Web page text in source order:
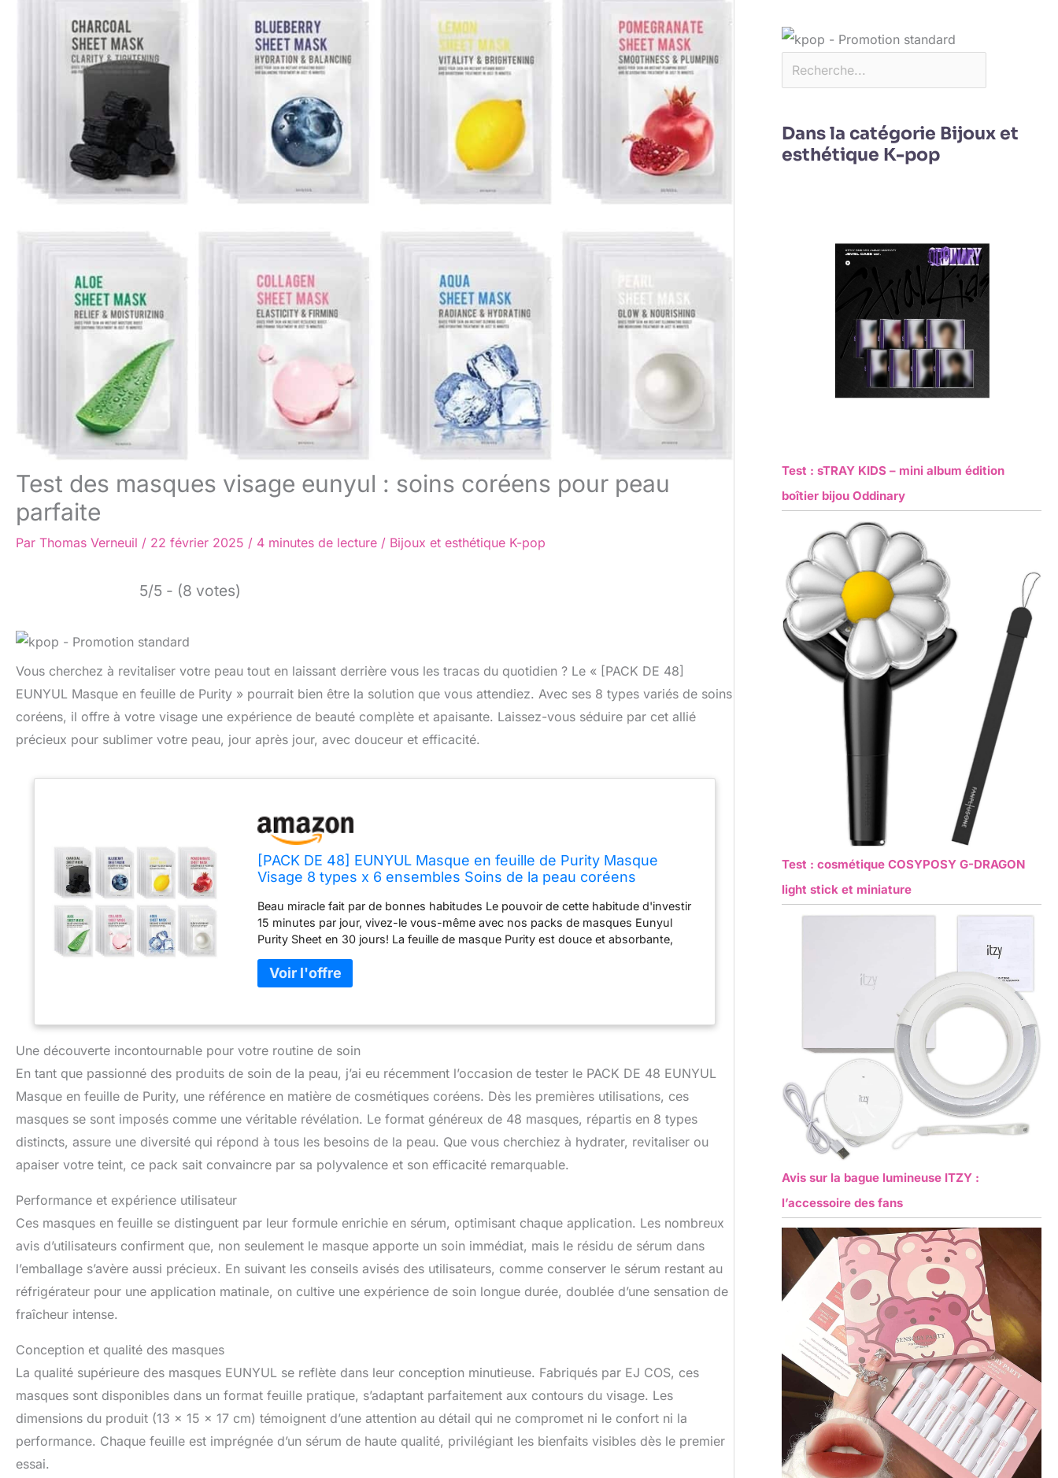
Test des masques visage eunyul : soins coréens pour peau
parfaite
Par Thomas Verneuil / 22 février 2025 / 4 minutes de lecture / Bijoux et esthétique K-pop
5/5 - (8 votes)
Vous cherchez à revitaliser votre peau tout en laissant derrière vous les tracas du quotidien ? Le « [PACK DE 48]
EUNYUL Masque en feuille de Purity » pourrait bien être la solution que vous attendiez. Avec ses 8 types variés de soins
coréens, il offre à votre visage une expérience de beauté complète et apaisante. Laissez-vous séduire par cet allié
précieux pour sublimer votre peau, jour après jour, avec douceur et efficacité.
[PACK DE 48] EUNYUL Masque en feuille de Purity Masque
Visage 8 types x 6 ensembles Soins de la peau coréens
Beau miracle fait par de bonnes habitudes Le pouvoir de cette habitude d'investir
15 minutes par jour, vivez-le vous-même avec nos packs de masques Eunyul
Purity Sheet en 30 jours! La feuille de masque Purity est douce et absorbante,
pour reconstituer l'hydratation de votre peau. SOLUTION INTENSIVE: Pour vous
aider à choisir le meilleur pour votre teint unique parmi huit masques différents
quantité d'essence riche en nutriments et à haute concentration
Une découverte incontournable pour votre routine de soin
En tant que passionné des produits de soin de la peau, j’ai eu récemment l’occasion de tester le PACK DE 48 EUNYUL
Masque en feuille de Purity, une référence en matière de cosmétiques coréens. Dès les premières utilisations, ces
masques se sont imposés comme une véritable révélation. Le format généreux de 48 masques, répartis en 8 types
distincts, assure une diversité qui répond à tous les besoins de la peau. Que vous cherchiez à hydrater, revitaliser ou
apaiser votre teint, ce pack sait convaincre par sa polyvalence et son efficacité remarquable.
Performance et expérience utilisateur
Ces masques en feuille se distinguent par leur formule enrichie en sérum, optimisant chaque application. Les nombreux
avis d’utilisateurs confirment que, non seulement le masque apporte un soin immédiat, mais le résidu de sérum dans
l’emballage s’avère aussi précieux. En suivant les conseils avisés des utilisateurs, comme conserver le sérum restant au
réfrigérateur pour une application matinale, on cultive une expérience de soin longue durée, doublée d’une sensation de
fraîcheur intense.
Conception et qualité des masques
La qualité supérieure des masques EUNYUL se reflète dans leur conception minutieuse. Fabriqués par EJ COS, ces
masques sont disponibles dans un format feuille pratique, s’adaptant parfaitement aux contours du visage. Les
dimensions du produit (13 x 15 x 17 cm) témoignent d’une attention au détail qui ne compromet ni le confort ni la
performance. Chaque feuille est imprégnée d’un sérum de haute qualité, privilégiant les bienfaits visibles dès le premier
essai.
Dans la catégorie Bijoux et
esthétique K-pop
Test : sTRAY KIDS – mini album édition
boîtier bijou Oddinary
Test : cosmétique COSYPOSY G-DRAGON
light stick et miniature
Avis sur la bague lumineuse ITZY :
l’accessoire des fans